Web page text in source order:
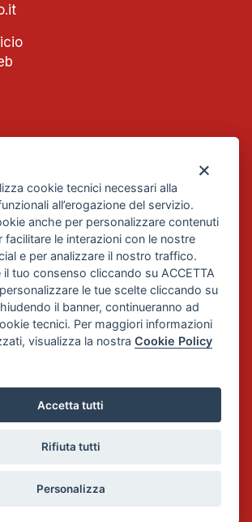
cookie tecnici necessari alla
all’erogazione del servizio.
anche per personalizzare contenuti
facilitare le interazioni con le nostre
e per analizzare il nostro traffico.
il tuo consenso cliccando su ACCETTA
le tue scelte cliccando su
il banner, continueranno ad
tecnici. Per maggiori informazioni
visualizza la nostraCookie Policy
Accetta tutti
Rifiuta tutti
Personalizza
n. 1656740
1307